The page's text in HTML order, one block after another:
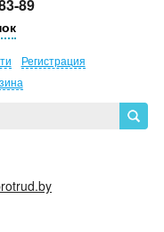
89
Регистрация